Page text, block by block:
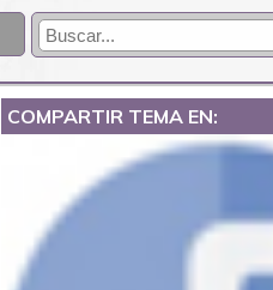
COMPARTIR TEMA EN: